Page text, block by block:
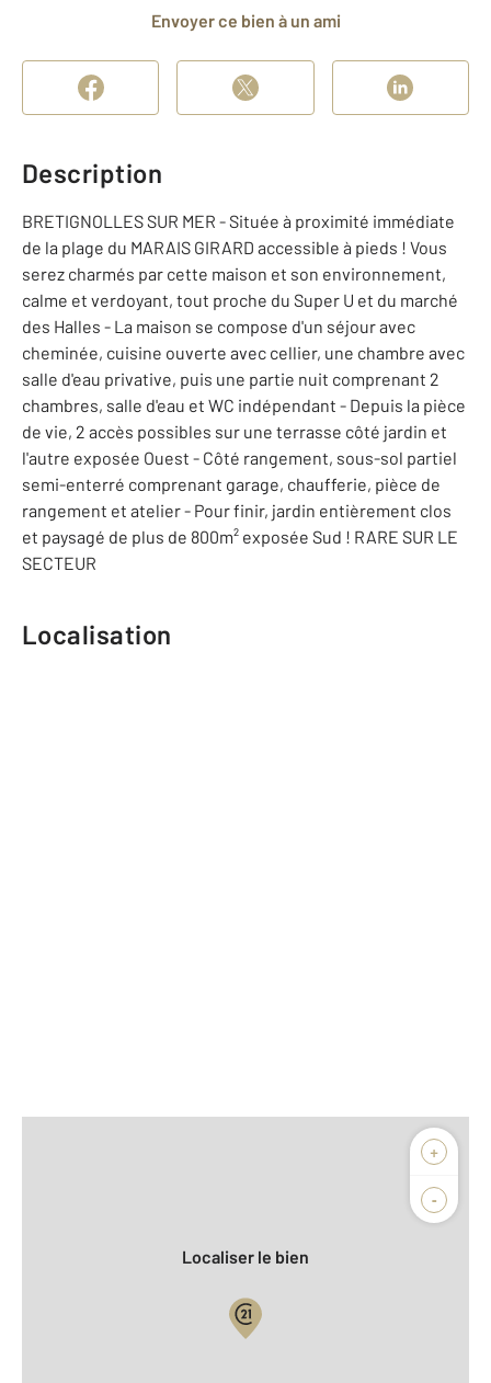
Envoyer ce bien à un ami
Description
BRETIGNOLLES SUR MER - Située à proximité immédiate
de la plage du MARAIS GIRARD accessible à pieds ! Vous
serez charmés par cette maison et son environnement,
calme et verdoyant, tout proche du Super U et du marché
des Halles - La maison se compose d'un séjour avec
cheminée, cuisine ouverte avec cellier, une chambre avec
salle d'eau privative, puis une partie nuit comprenant 2
chambres, salle d'eau et WC indépendant - Depuis la pièce
de vie, 2 accès possibles sur une terrasse côté jardin et
l'autre exposée Ouest - Côté rangement, sous-sol partiel
semi-enterré comprenant garage, chaufferie, pièce de
rangement et atelier - Pour finir, jardin entièrement clos
et paysagé de plus de 800m² exposée Sud ! RARE SUR LE
SECTEUR
Localisation
+
-
Biens vendus
Localiser le bien